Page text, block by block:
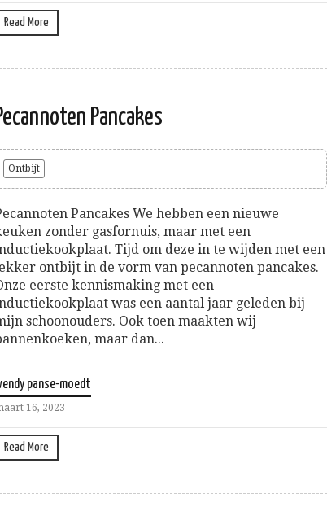
Read More
Pancakes
Ontbijt
Pancakes We hebben een nieuwe
zonder gasfornuis, maar met een
Tijd om deze in te wijden met een
ontbijt in de vorm van pecannoten pancakes.
eerste kennismaking met een
was een aantal jaar geleden bij
schoonouders. Ook toen maakten wij
maar dan...
panse-moedt
16, 2023
Read More